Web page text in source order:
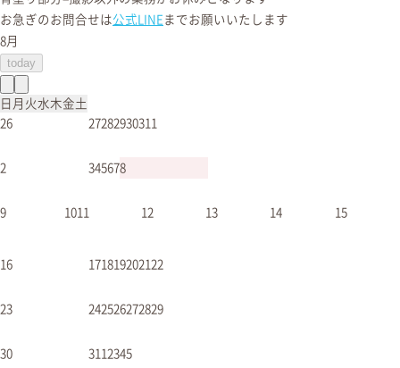
お急ぎのお問合せは公式LINE までお願いいたします
8月
today
日 月 火水木金土
26
2728293031 1
2 345678
9 1011 12 13 14 15
16 1718192021 22
23 242526272829
30 31 1 2345